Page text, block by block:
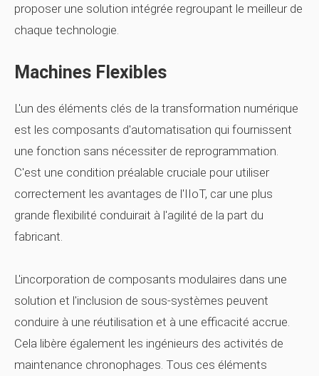
proposer une solution intégrée regroupant le meilleur de
chaque technologie.
Machines Flexibles
L'un des éléments clés de la transformation numérique
est les composants d'automatisation qui fournissent
une fonction sans nécessiter de reprogrammation.
C'est une condition préalable cruciale pour utiliser
correctement les avantages de l'IIoT, car une plus
grande flexibilité conduirait à l'agilité de la part du
fabricant.
L'incorporation de composants modulaires dans une
solution et l'inclusion de sous-systèmes peuvent
conduire à une réutilisation et à une efficacité accrue.
Cela libère également les ingénieurs des activités de
maintenance chronophages. Tous ces éléments